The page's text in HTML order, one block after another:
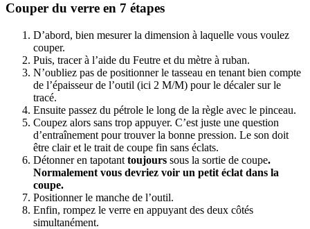
Couper du verre en 7 étapes
D’abord, bien mesurer la dimension à laquelle vous voulez
couper.
Puis, tracerà l’aide du Feutre et du mètre à ruban.
N’oubliez pas de positionner le tasseau en tenant bien compte
de l’épaisseur de l’outil (ici 2 M/M) pourle décalersur le
tracé.
Ensuite passez du pétrole le long de la règle avec le pinceau.
Coupez alors sans trop appuyer. C’est juste une question
d’entraînement pour trouver la bonne pression. Le son doit
être clair et le trait de coupe fin sans éclats.
Détonner en tapotant toujours sous la sortie de coupe.
Normalement vous devriez voir un petit éclat dans la
coupe.
Positionner le manche de l’outil.
Enfin, rompez le verre en appuyant des deux côtés
simultanément.